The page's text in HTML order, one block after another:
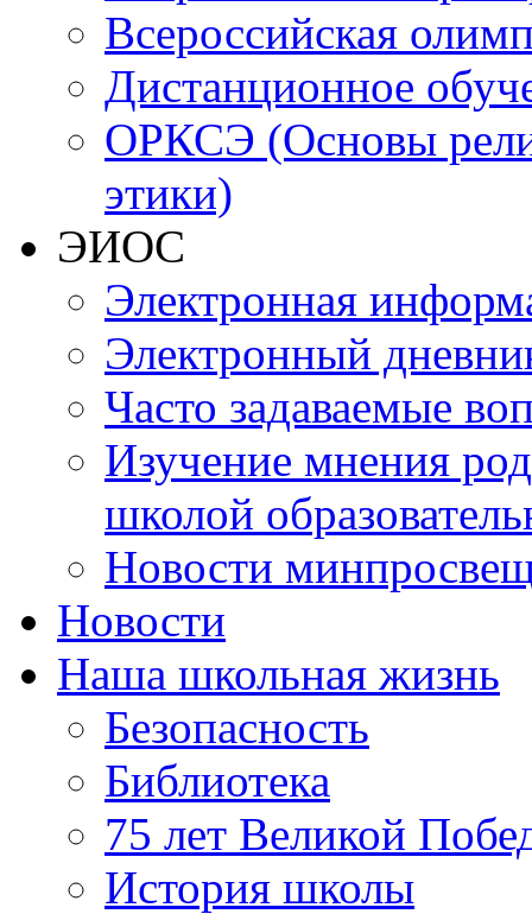
Всероссийская
Дистанционное
ОРКСЭ (Основы
этики)
ЭИОС
Электронная
Электронный
Часто задаваемые
Изучение мнения
школой
Новости
Новости
Наша школьная жизнь
Безопасность
Библиотека
75 лет Великой
История школы